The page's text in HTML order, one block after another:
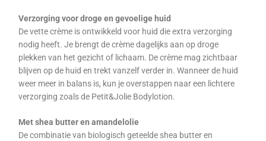
Verzorging voor droge en gevoelige huid
De vette crème is ontwikkeld voor huid die extra verzorging
nodig heeft. Je brengt de crème dagelijks aan op droge
plekken van het gezicht of lichaam. De crème mag zichtbaar
blijven op de huid en trekt vanzelf verder in.Wanneer de huid
weer meer in balans is, kun je overstappen naar een lichtere
verzorging zoals de Petit&Jolie Bodylotion.
Met shea butter en amandelolie
De combinatie van biologisch geteelde shea butter en